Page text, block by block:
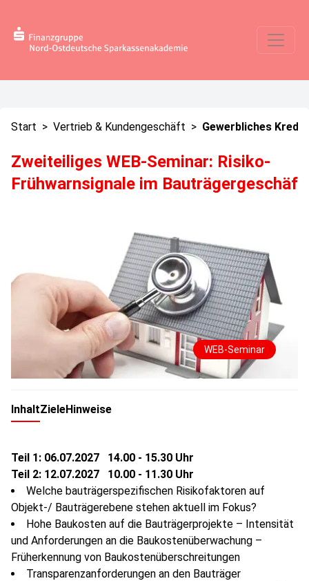
Start > Vertrieb & Kundengeschäft > Gewerbliches
Zweiteiliges WEB-Seminar: Risiko-
Frühwarnsignale im Bauträgergeschäf
WEB-Seminar
InhaltZieleHinweise
Teil 1: 06.07.2027 14.00 - 15.30 Uhr
Teil 2: 12.07.2027 10.00 - 11.30 Uhr
Welche bauträgerspezifischen Risikofaktoren auf
Objekt-/ Bauträgerebene stehen aktuell im Fokus?
Hohe Baukosten auf die Bauträgerprojekte – Intensität
und Anforderungen an die Baukostenüberwachung –
Früherkennung von Baukostenüberschreitungen
Transparenzanforderungen an den Bauträger